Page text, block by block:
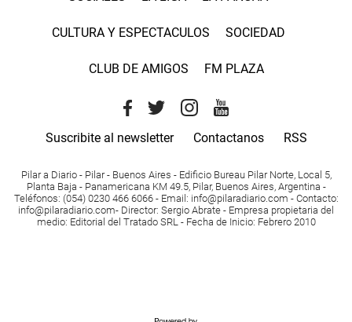
CULTURA Y ESPECTACULOS SOCIEDAD
CLUB DE AMIGOS FM PLAZA
Suscribite al newsletter Contactanos RSS
Pilar a Diario - Pilar - Buenos Aires - Edificio Bureau Pilar Norte, Local 5,
Planta Baja - Panamericana KM 49.5, Pilar, Buenos Aires, Argentina -
Teléfonos: (054) 0230 466 6066 - Email : info@pilaradiario.com - Contacto:
info@pilaradiario.com- Director: Sergio Abrate - Empresa propietaria del
medio: Editorial del Tratado SRL - Fecha de Inicio: Febrero 2010